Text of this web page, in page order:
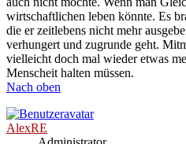
wirtschaftlichen leben könnte. Es
die er zeitlebens nicht mehr
verhungert und zugrunde geht.
vielleicht doch mal wieder etwas
Menscheit halten müssen.
Nach oben
AlexRE